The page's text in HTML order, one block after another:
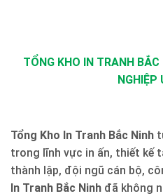
TỔNG KHO IN TRANH
NGHIỆP
Tổng Kho In Tranh Bắc Ninh
trong lĩnh vực in ấn, thiết kế
thành lập, đội ngũ cán bộ,
In Tranh Bắc Ninh đã không